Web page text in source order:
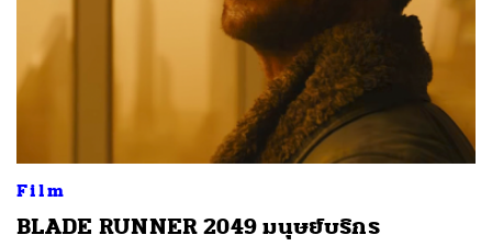
Film
BLADE RUNNER 2049 มนุษย์บริกร